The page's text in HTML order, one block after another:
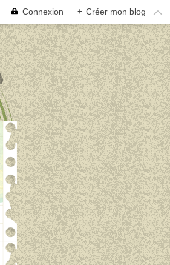
Connexion + Créer mon blog